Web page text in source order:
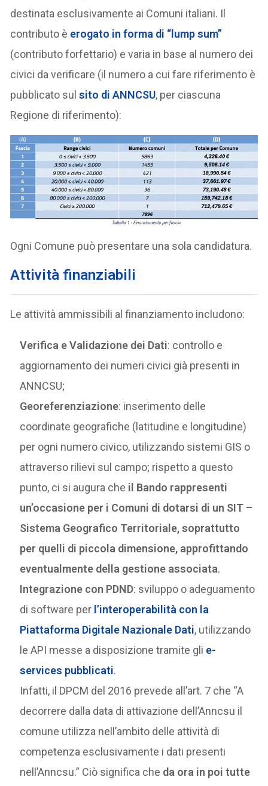
destinata esclusivamente ai Comuni italiani. Il
contributo è erogato in forma di “lump sum”
(contributo forfettario) e varia in base al numero dei
civici da verificare (il numero a cui fare riferimento è
pubblicato sulsito di ANNCSU, per ciascuna
Regione di riferimento):
Ogni Comune può presentare una sola candidatura.
Attività finanziabili
Le attività ammissibili al finanziamento includono:
Verifica e Validazione dei Dati: controllo e
aggiornamento dei numeri civici già presenti in
ANNCSU;
Georeferenziazione: inserimento delle
coordinate geografiche (latitudine e longitudine)
per ogni numero civico, utilizzando sistemi GIS o
attraverso rilievi sul campo; rispetto a questo
punto, ci si augura che il Bando rappresenti
un’occasione per i Comuni di dotarsi di un SIT –
Sistema Geografico Territoriale, soprattutto
per quelli di piccola dimensione, approfittando
eventualmente della gestione associata.
Integrazione con PDND: sviluppo o adeguamento
di software per l’interoperabilità con la
Piattaforma Digitale Nazionale Dati, utilizzando
le API messe a disposizione tramite gli e-
services pubblicati.
Infatti, il DPCM del 2016 prevede all’art. 7 che “A
decorrere dalla data di attivazione dell’Anncsu il
comune utilizza nell’ambito delle attività di
competenza esclusivamente i dati presenti
nell’Anncsu.” Ciò significa che da ora in poi tutte